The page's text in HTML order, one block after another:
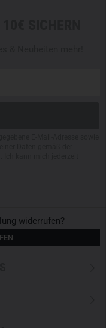
widerrufen?